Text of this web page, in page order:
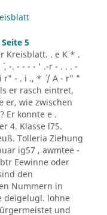
5
Kreisblatt. . e K * .
, -. - - - - ' .-r - . . . -
r" - . i ., * ´ / A - r" "
er rasch eintret,
er, wie zwischen
Er konnte e .
4. Klasse l75.
Tolleria Ziehung
ig57 , awmtee -
Eewinne oder
den
Nummern in
deigelugl. lohne
und